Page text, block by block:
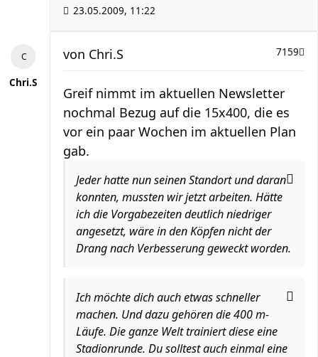
23.05.2009, 11:22
Chri.S
7159
von Chri.S
Greif nimmt im aktuellen Newsletter
nochmal Bezug auf die 15x400, die es
vor ein paar Wochen im aktuellen Plan
gab.
Jeder hatte nun seinen Standort und daran
konnten, mussten wir jetzt arbeiten. Hätte
ich die Vorgabezeiten deutlich niedriger
angesetzt, wäre in den Köpfen nicht der
Drang nach Verbesserung geweckt worden.
Ich möchte dich auch etwas schneller
machen. Und dazu gehören die 400 m-
Läufe. Die ganze Welt trainiert diese eine
Stadionrunde. Du solltest auch einmal eine